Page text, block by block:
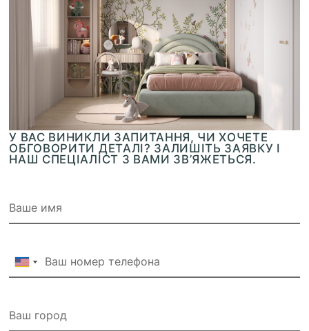
У ВАС ВИНИКЛИ ЗАПИТАННЯ, ЧИ ХОЧЕТЕ
ОБГОВОРИТИ ДЕТАЛІ? ЗАЛИШІТЬ ЗАЯВКУ І
НАШ СПЕЦІАЛІСТ З ВАМИ ЗВ’ЯЖЕТЬСЯ.